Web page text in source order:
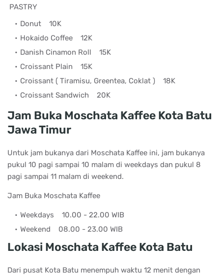
PASTRY
Donut 10K
Hokaido Coffee 12K
Danish Cinamon Roll 15K
Croissant Plain 15K
Croissant ( Tiramisu, Greentea, Coklat ) 18K
Croissant Sandwich 20K
Jam Buka Moschata Kaffee Kota Batu
Jawa Timur
Untuk jam bukanya dari Moschata Kaffee ini, jam bukanya
pukul 10 pagi sampai 10 malam di weekdays dan pukul 8
pagi sampai 11 malam di weekend.
Jam Buka Moschata Kaffee
Weekdays 10.00 - 22.00 WIB
Weekend 08.00 - 23.00 WIB
Lokasi Moschata Kaffee Kota Batu
Dari pusat Kota Batu menempuh waktu 12 menit dengan